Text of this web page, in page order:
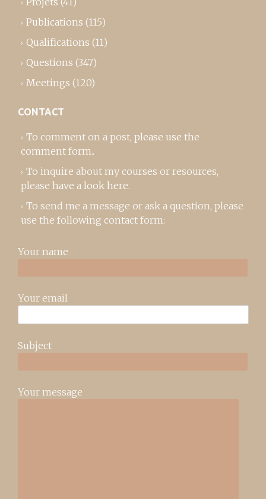
Publications (115)
Qualifications (11)
Questions (347)
Meetings (120)
CONTACT
To comment on a post, please use the
comment form..
To inquire about my courses or resources,
please have a look here.
To send me a message or ask a question, please
use the following contact form:
Your name
Your email
Subject
Your message